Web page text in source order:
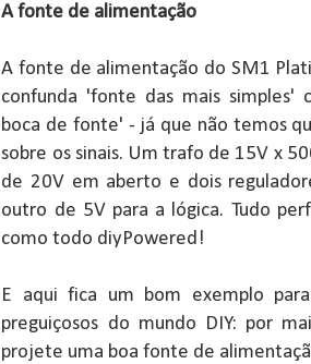
A fonte de alimentação
A fonte de alimentação do SM1
confunda 'fonte das mais simples'
boca de fonte' - já que não temos
sobre os sinais. Um trafo de 15V x
de 20V em aberto e dois
outro de 5V para a lógica. Tudo
como todo diyPowered!
E aqui fica um bom exemplo
preguiçosos do mundo DIY: por
projete uma boa fonte de